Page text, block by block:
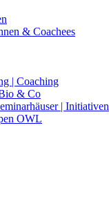
& Coachees
| Coaching
& Co
| Initiativen
OWL